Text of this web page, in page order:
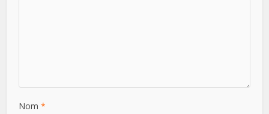
Nom*